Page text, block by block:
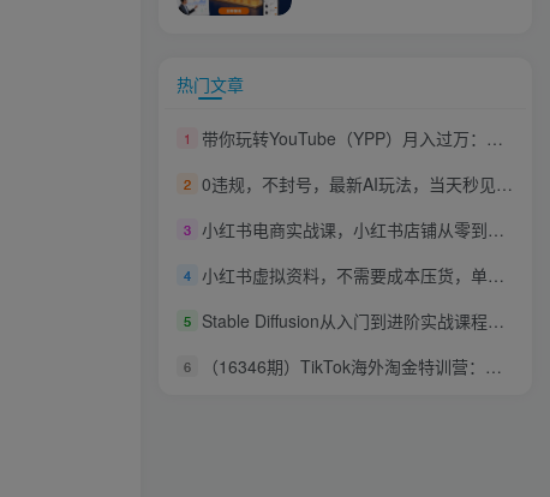
热门文章
1 带你玩转YouTube（YPP）月入过万：从账号搭建到多元变现，解锁广告分成与精准流量密码
2 0违规，不封号，最新AI玩法，当天秒见收益，可矩阵，最稳定的项目，没有之一【揭秘】
3 小红书电商实战课，小红书店铺从零到月入过1W全攻略，新手也能轻松上手
4 小红书虚拟资料，不需要成本压货，单价9.9
5 Stable Diffusion从入门到进阶实战课程｜软件部署、模型运用、提示词精修、Lora炼丹、AI图文视频全能落地教程
6 （16346期）TikTok海外淘金特训营：美区环境搭建+壁纸挂链接+剪映数字人，月入1.5万